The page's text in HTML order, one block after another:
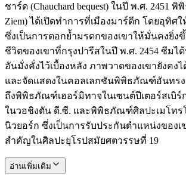
ชาร์ด (Chauchard bequest) ในปี พ.ศ. 2451
Ziem) ได้เปิดทำการที่เมืองมาร์ตีก โดยอุทิศ
ซึ่งเป็นการตอกย้ำมรดกของเขาให้มั่นคงยิ่ง
ชีวิตของเขาที่กรุงปารีสในปี พ.ศ. 2454 ซีมไ
อันมั่งคั่งไว้เบื้องหลัง ภาพวาดของเขายังคง
และจัดแสดงในคอลเลกชันพิพิธภัณฑ์อันทรง
ถึงพิพิธภัณฑ์เฮอร์มิทาจในเซนต์ปีเตอร์สเบิ
ในวอชิงตัน ดี.ซี. และพิพิธภัณฑ์ศิลปะเมโท
นิวยอร์ก ซึ่งเป็นการรับประกันตำแหน่งของ
สำคัญในศิลปะยุโรปสมัยศตวรรษที่ 19
อ่านเพิ่มเติม